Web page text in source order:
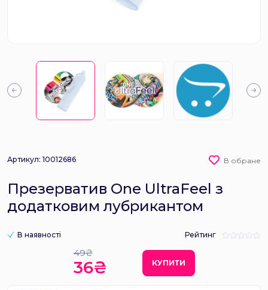
Артикул: 10012686 В обране
Презерватив One UltraFeel з
додатковим лубрикантом
В наявності Рейтинг
49₴
36₴ КУПИТИ